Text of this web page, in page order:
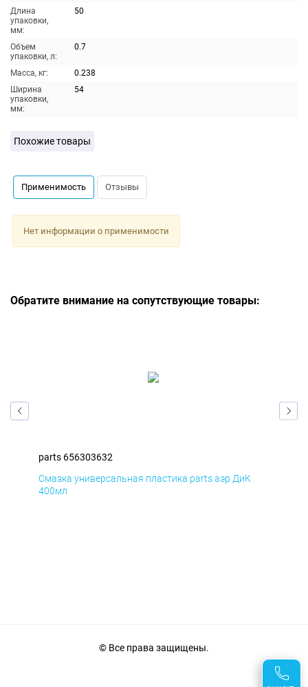
Длина
упаковки,
мм:
50
Объем
упаковки, л:
0.7
Масса, кг:
0.238
Ширина
упаковки,
мм:
54
Похожие товары
Применимость Отзывы
Нет информации о применимости
Обратите внимание на сопутствующие товары:
parts 656303632
Смазка универсальная пластика parts аэр ДиК
400мл
© Все права защищены.